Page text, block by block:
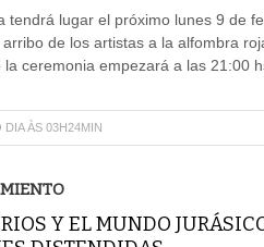
tendrá lugar el próximo lunes 9 de
de los artistas a la alfombra
la ceremonia empezará a las 21:00
ÀS 03H24MIN
Y EL MUNDO